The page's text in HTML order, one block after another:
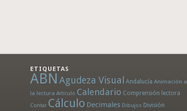
ETIQUETAS
ABN Agudeza Visual Andalucía Animación a
la lectura Artículo Calendario Comprensión lectora
Contar Cálculo Decimales Dibujos División